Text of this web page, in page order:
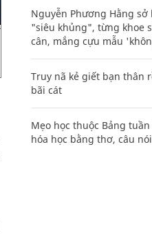
Nguyễn Phương Hằng
"siêu khủng", từng khoe
cân, mắng cựu mẫu
Truy nã kẻ giết bạn thân
bãi cát
Mẹo học thuộc Bảng
hóa học bằng thơ, câu